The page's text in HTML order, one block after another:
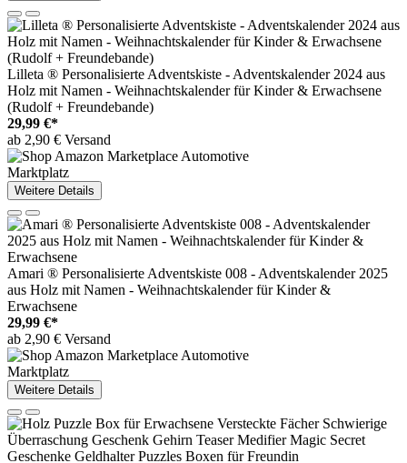
Lilleta ® Personalisierte Adventskiste - Adventskalender 2024 aus
Holz mit Namen - Weihnachtskalender für Kinder & Erwachsene
(Rudolf + Freundebande)
29,99 €*
ab 2,90 € Versand
Marktplatz
Weitere Details
Amari ® Personalisierte Adventskiste 008 - Adventskalender 2025
aus Holz mit Namen - Weihnachtskalender für Kinder &
Erwachsene
29,99 €*
ab 2,90 € Versand
Marktplatz
Weitere Details